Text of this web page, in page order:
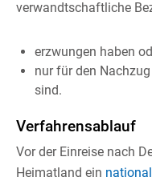
verwandtschaftliche
erzwungen haben
nur für den
sind.
Verfahrensablauf
Vor der Einreise nach
Heimatland ein